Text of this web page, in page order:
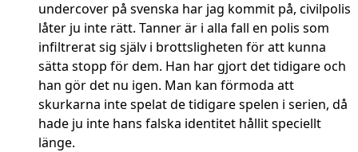
undercover på svenska har jag kommit på, civilpolis
låter ju inte rätt. Tanner är i alla fall en polis som
infiltrerat sig själv i brottsligheten för att kunna
sätta stopp för dem. Han har gjort det tidigare och
han gör det nu igen. Man kan förmoda att
skurkarna inte spelat de tidigare spelen i serien, då
hade ju inte hans falska identitet hållit speciellt
länge.